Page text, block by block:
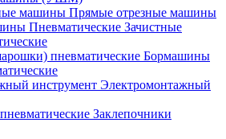
Прямые отрезные машины
Зачистные
Бормашины
Электромонтажный
Заклепочники